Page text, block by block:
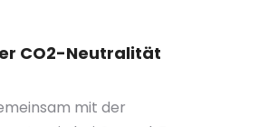
CO2-Neutralität
mit der